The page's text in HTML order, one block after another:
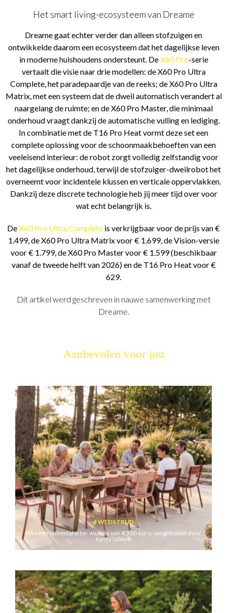
Het smart living-ecosysteem van Dreame
Dreame gaat echter verder dan alleen stofzuigen en
ontwikkelde daarom een ecosysteem dat het dagelijkse leven
in moderne huishoudens ondersteunt. DeX60 Pro-serie
vertaalt die visie naar drie modellen: de X60 Pro Ultra
Complete, het paradepaardje van de reeks; de X60 Pro Ultra
Matrix, met een systeem dat de dweil automatisch verandert al
naargelang de ruimte; en de X60 Pro Master, die minimaal
onderhoud vraagt dankzij de automatische vulling en lediging.
In combinatie met de T16 Pro Heat vormt deze set een
complete oplossing voor de schoonmaakbehoeften van een
veeleisend interieur: de robot zorgt volledig zelfstandig voor
het dagelijkse onderhoud, terwijl de stofzuiger-dweilrobot het
overneemt voor incidentele klussen en verticale oppervlakken.
Dankzij deze discrete technologie heb jij meer tijd over voor
wat echt belangrijk is.
DeX60 Pro Ultra Complete is verkrijgbaar voor de prijs van €
1.499, de X60 Pro Ultra Matrix voor € 1.699, de Vision-versie
voor € 1.799, de X60 Pro Master voor € 1.599 (beschikbaar
vanaf de tweede helft van 2026) en de T16 Pro Heat voor €
629.
Dit artikel werd geschreven in nauwe samenwerking met
Dreame.
Aanbevolen voor jou
WEDSTRIJD
Win een buitentafel ter waarde van 4.500 euro, aangeboden door
formi’table®